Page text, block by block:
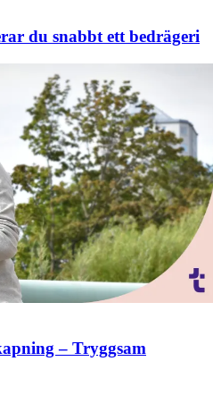
du snabbt ett bedrägeri
– Tryggsam